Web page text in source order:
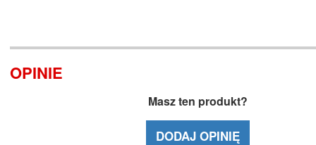
OPINIE
Masz ten produkt?
DODAJ OPINIĘ